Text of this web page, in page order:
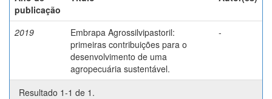
publicação
2019
Embrapa Agrossilvipastoril:
primeiras contribuições para o
desenvolvimento de uma
agropecuária sustentável.
-
Resultado 1-1 de 1.